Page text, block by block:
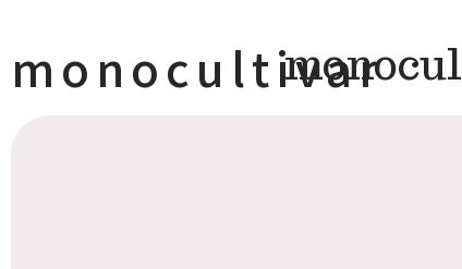
monocultivar